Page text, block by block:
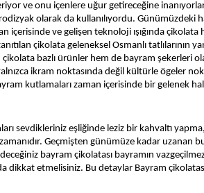
ve onu içenlere uğur getireceğine
olarak da kullanılıyordu. Günümüzdeki
içerisinde ve gelişen teknoloji ışığında
çikolata geleneksel Osmanlı tatlılarının
bazlı ürünler hem de bayram şekerleri
ikram noktasında değil kültürle ögeler
kutlamaları zaman içerisinde bir gelenek
sevdikleriniz eşliğinde leziz bir kahvaltı
Geçmişten günümüze kadar uzanan
bayram çikolatası bayramın
dikkat etmelisiniz. Bu detaylar Bayram